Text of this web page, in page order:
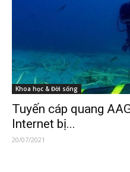
Khoa học & Đời sống
Tuyến cáp quang
Internet bị...
20/07/2021